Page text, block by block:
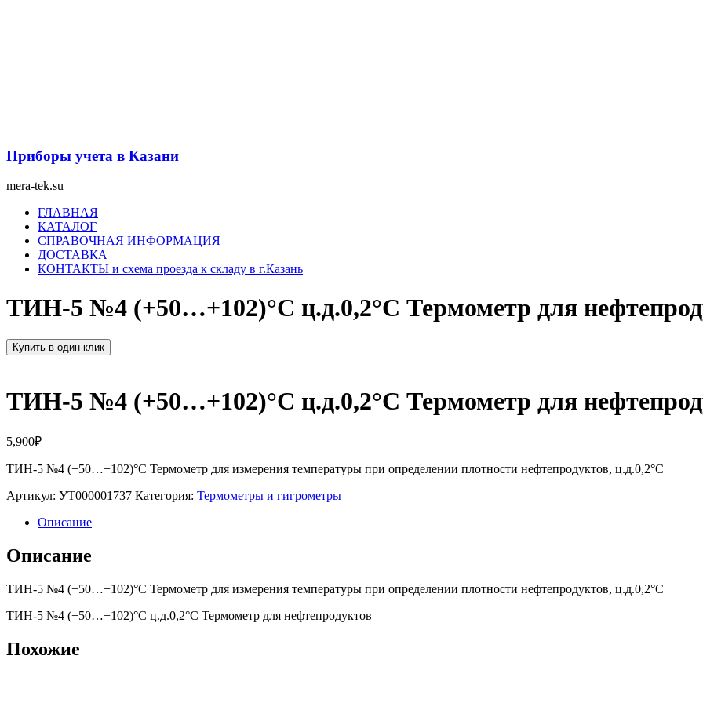
Приборы учета в Казани
mera-tek.su
МенюГЛАВНАЯ
КАТАЛОГ
СПРАВОЧНАЯ ИНФОРМАЦИЯ
ДОСТАВКА
КОНТАКТЫ и схема проезда к складу в г.Казань
ТИН-5 №4 (+50…+102)°С ц.д.0,2°С Термометр для
Купить в один клик
ТИН-5 №4 (+50…+102)°С ц.д.0,2°С Термометр для
5,900₽
ТИН-5 №4 (+50…+102)°С Термометр для измерения температуры при определении плотности нефтепродуктов, ц.д.0,2°С
Артикул: УТ000001737 Категория: Термометры и гигрометры
Описание
Описание
ТИН-5 №4 (+50…+102)°С Термометр для измерения температуры при определении плотности нефтепродуктов, ц.д.0,2°С
ТИН-5 №4 (+50…+102)°С ц.д.0,2°С Термометр для нефтепродуктов
Похожие